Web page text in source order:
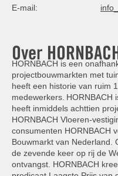
E-mail:
Over
HORNBACH is een
projectbouwmarkten met
heeft een historie van ruim
medewerkers. HORNBACH
heeft inmiddels achttien
HORNBACH Vloeren-
consumenten HORNBACH
Bouwmarkt van Nederland.
de zevende keer op rij de
ontvangst. HORNBACH